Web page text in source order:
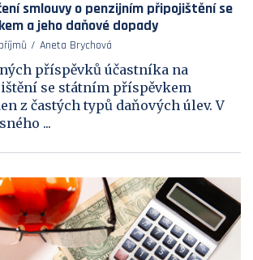
smlouvy o penzijním připojištění se
a jeho daňové dopady
Aneta Brychová
příspěvků účastníka na
se státním příspěvkem
z častých typů daňových úlev. V
...